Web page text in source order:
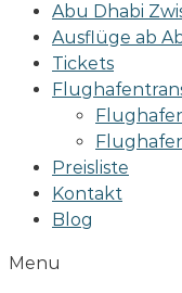
Abu Dhabi
Ausflüge ab
Tickets
Preisliste
Kontakt
Blog
Menu